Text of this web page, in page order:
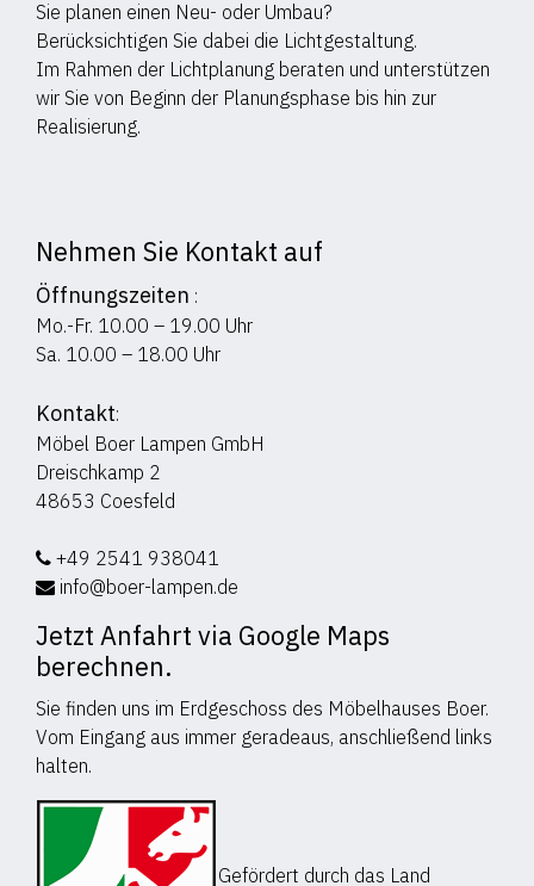
Sie planen einen Neu- oder Umbau?
Berücksichtigen Sie dabei die Lichtgestaltung.
Im Rahmen der Lichtplanung beraten und unterstützen
wir Sie von Beginn der Planungsphase bis hin zur
Realisierung.
Nehmen Sie Kontakt auf
Öffnungszeiten :
Mo.-Fr. 10.00 – 19.00 Uhr
Sa. 10.00 – 18.00 Uhr
Kontakt:
Möbel Boer Lampen GmbH
Dreischkamp 2
48653 Coesfeld
+49 2541 938041
info@boer-lampen.de
Jetzt Anfahrt via Google Maps
berechnen.
Sie finden uns im Erdgeschoss des Möbelhauses Boer.
Vom Eingang aus immer geradeaus, anschließend links
halten.
Gefördert durch das Land